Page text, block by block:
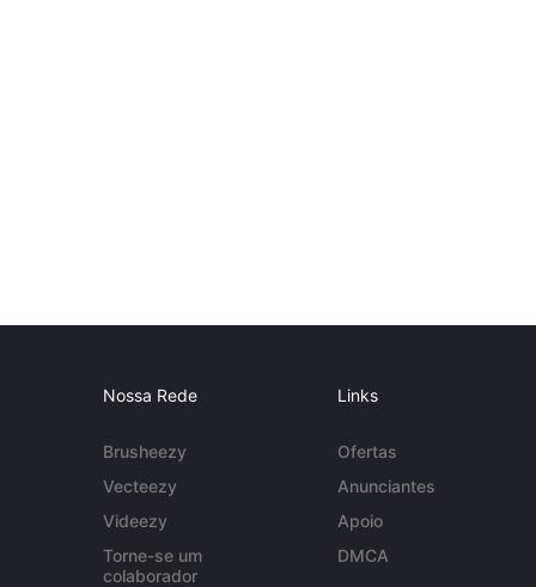
Nossa Rede
Brusheezy
Vecteezy
Videezy
Torne-se um
colaborador
Links
Ofertas
Anunciantes
Apoio
DMCA